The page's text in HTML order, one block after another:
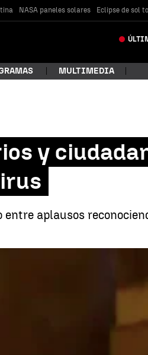
NASA paneles solares Eclipse de sol
MULTIMEDIA
y
aplausos
y ciudadanos en el estado de